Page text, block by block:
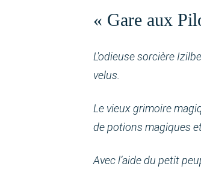
« Gare aux
L'odieuse sorcière
velus.
Le vieux grimoire
de potions magiques
Avec l’aide du petit